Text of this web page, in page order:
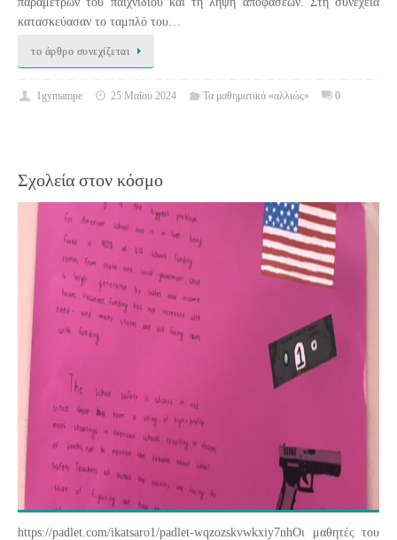
κατασκεύασαν το ταμπλό του…
το άρθρο συνεχίζεται
1gymampe 25 Μαΐου 2024 Τα μαθηματικά «αλλιώς» 0
Σχολεία στον κόσμο
https://padlet.com/ikatsaro1/padlet-wqzozskvwkxiy7nhΟι μαθητές του